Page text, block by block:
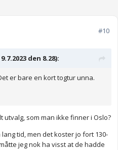
#10
den 8.28):
er bare en kort togtur unna.
utvalg, som man ikke finner i Oslo?
tid, men det koster jo fort 130-
jeg nok ha visst at de hadde